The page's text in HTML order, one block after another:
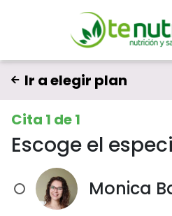
Ir a elegir plan
Cita 1 de 1
Escoge el
Monica